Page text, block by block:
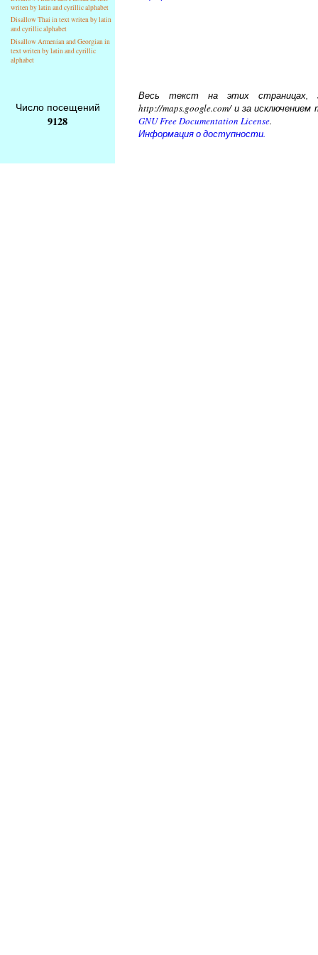
writen by latin and cyrillic alphabet
Disallow Thai in text writen by latin
and cyrillic alphabet
Disallow Armenian and Georgian in
text writen by latin and cyrillic
alphabet
Число посещений
9128
Весь текст на этих страницах,
http://maps.google.com/ и за
GNU Free Documentation License.
Информация о доступности.